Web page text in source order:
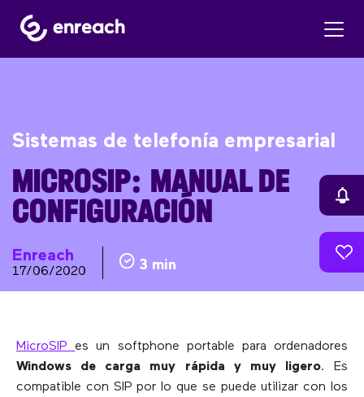
Sistemas de telefonía empresarial
MICROSIP: MANUAL DE
CONFIGURACIÓN
Enreach
17/06/2020 3 min
MicroSIPes un softphone portable para ordenadores
Windows de carga muy rápida y muy ligero. Es
compatible con SIP por lo que se puede utilizar con los